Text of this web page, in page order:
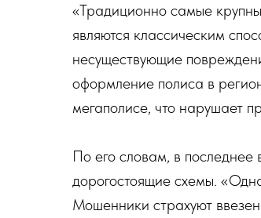
«Традиционно самые
являются классическим
несуществующие
оформление полиса в
мегаполисе, что нарушает
По его словам, в
дорогостоящие схемы.
Мошенники страхуют